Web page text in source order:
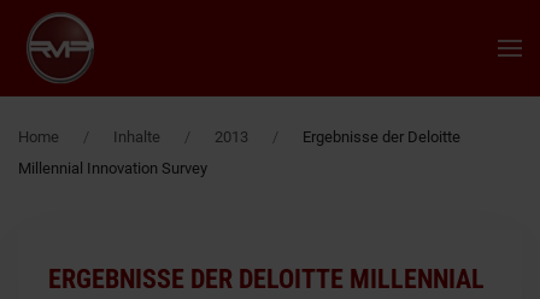
Zum Hauptinhalt springen
Home Inhalte 2013
Ergebnisse der Deloitte
Millennial Innovation Survey
ERGEBNISSE DER DELOITTE MILLENNIAL